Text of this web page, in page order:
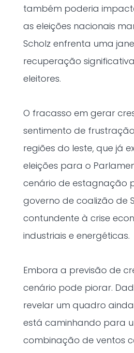
também poderia
as eleições nacionais
Scholz enfrenta uma
recuperação
eleitores.
O fracasso em gerar
sentimento de
regiões do leste, que já
eleições para o
cenário de estagnação
governo de coalizão de
contundente à crise
industriais e energéticas.
Embora a previsão de
cenário pode piorar.
revelar um quadro
está caminhando para
combinação de ventos